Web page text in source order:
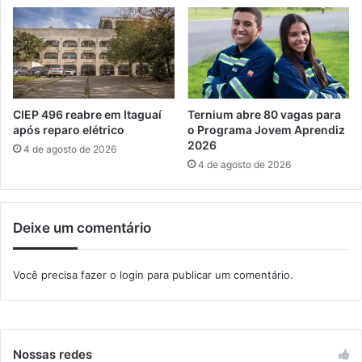
o
1
3
º
s
a
l
á
r
n
s
t
s
t
m
i
n
a
c
o
m
p
r
d
e
o
r
g
i
CIEP 496 reabre em Itaguaí
após reparo elétrico
4 de agosto de 2026
Ternium abre 80 vagas para
o Programa Jovem Aprendiz
2026
4 de agosto de 2026
Deixe um comentário
Você precisa fazer o login para publicar um comentário.
Nossas redes